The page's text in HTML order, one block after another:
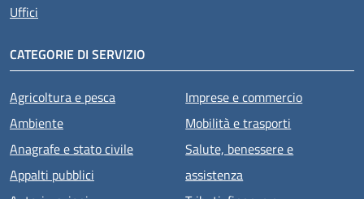
Uffici
CATEGORIE DI SERVIZIO
Agricoltura e pesca
Ambiente
Anagrafe e stato civile
Appalti pubblici
Imprese e commercio
Mobilità e trasporti
Salute, benessere e
assistenza